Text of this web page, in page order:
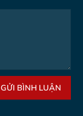
GỬI BÌNH LUẬN